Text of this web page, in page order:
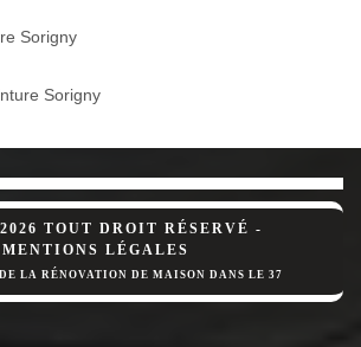
Sorigny
Sorigny
TOUT DROIT RÉSERVÉ -
MENTIONS LÉGALES
LA RÉNOVATION DE MAISON DANS LE 37